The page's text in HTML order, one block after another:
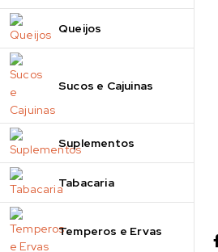
Queijos
Sucos e Cajuinas
Suplementos
Tabacaria
Temperos e Ervas